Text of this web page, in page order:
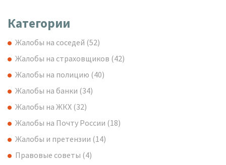
Категории
Жалобы на соседей (52)
Жалобы на страховщиков (42)
Жалобы на полицию (40)
Жалобы на банки (34)
Жалобы на ЖКХ (32)
Жалобы на Почту России (18)
Жалобы и претензии (14)
Правовые советы (4)